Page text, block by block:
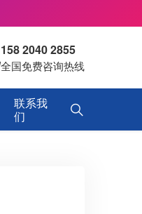
158 2040 2855
全国免费咨询热线
联系我
们